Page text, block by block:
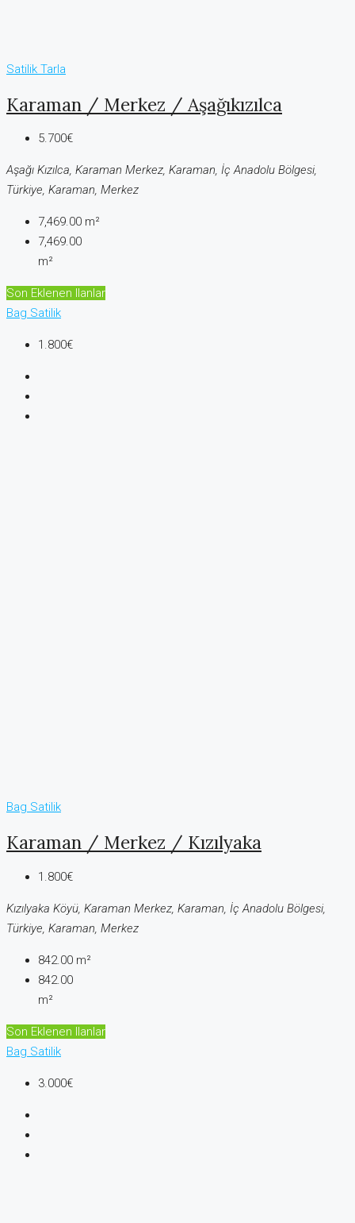
Satilik Tarla
Karaman / Merkez / Aşağıkızılca
5.700€
Aşağı Kızılca, Karaman Merkez, Karaman, İç Anadolu Bölgesi,
Türkiye, Karaman, Merkez
7,469.00 m²
7,469.00
m²
Son Eklenen Ilanlar
Bag Satilik
1.800€
Bag Satilik
Karaman / Merkez / Kızılyaka
1.800€
Kızılyaka Köyü, Karaman Merkez, Karaman, İç Anadolu Bölgesi,
Türkiye, Karaman, Merkez
842.00 m²
842.00
m²
Son Eklenen Ilanlar
Bag Satilik
3.000€